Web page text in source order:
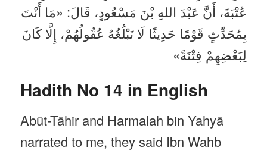
عُتْبَةَ، أَنَّ عَبْدَ اللهِ بْنَ مَسْعُودٍ، قَالَ: «مَا أَنْتَ
بِمُحَدِّثٍ قَوْمًا حَدِيثًا لَا تَبْلُغُهُ عُقُولُهُمْ، إِلَّا كَانَ
لِبَعْضِهِمْ فِتْنَةً»
Hadith No 14 in English
Abūt-Tāhir and Harmalah bin Yahyā
narrated to me, they said Ibn Wahb